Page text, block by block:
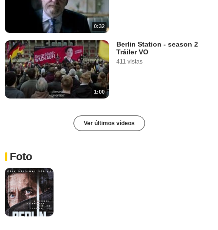
0:32
1:00
Berlin Station - season 2
Tráiler VO
411 vistas
Ver últimos vídeos
Foto